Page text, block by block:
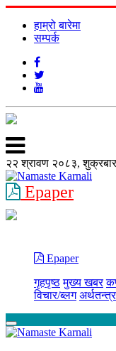
हाम्रो बारेमा
सम्पर्क
२२ श्रावण २०८३, शुक्रबार
Epaper
Epaper
गृहपृष्ठ मुख्य खबर
विचार/ब्लग अर्थतन्त्र